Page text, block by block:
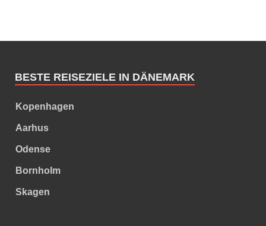
BESTE REISEZIELE IN DÄNEMARK
Kopenhagen
Aarhus
Odense
Bornholm
Skagen